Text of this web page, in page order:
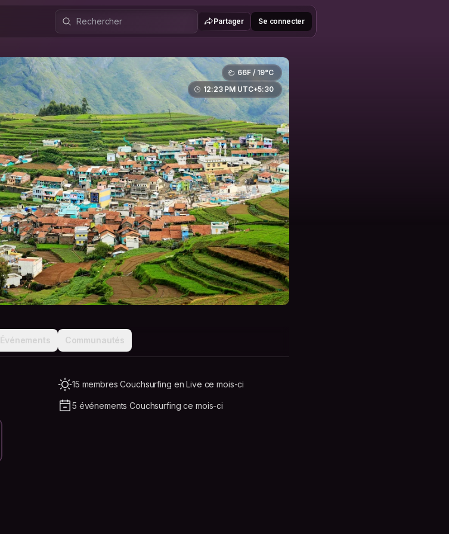
Partager Se connecter
66F / 19°C
12:23 PM UTC+5:30
Événements Communautés
15 membres Couchsurfing en Live ce mois-ci
5 événements Couchsurfing ce mois-ci